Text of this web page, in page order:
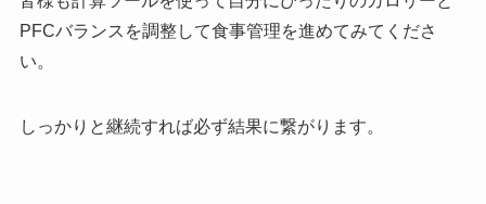
PFCバランスを調整して食事管理を進めてみてくださ
い。
しっかりと継続すれば必ず結果に繋がります。